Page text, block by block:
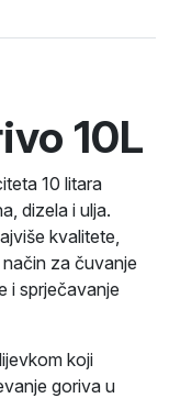
10L
10 litara
dizela i ulja.
kvalitete,
za čuvanje
i sprječavanje
koji
goriva u